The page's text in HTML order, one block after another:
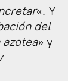
«. Y
del
» y